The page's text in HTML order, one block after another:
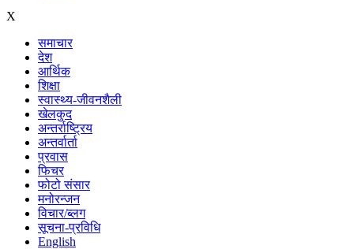
X
समाचार
देश
आर्थिक
शिक्षा
स्वास्थ्य-जीवनशैली
खेलकुद
अन्तर्राष्ट्रिय
अन्तर्वार्ता
प्रवास
फिचर
फोटो संसार
मनोरन्जन
विचार/ब्लग
सूचना-प्रविधि
English